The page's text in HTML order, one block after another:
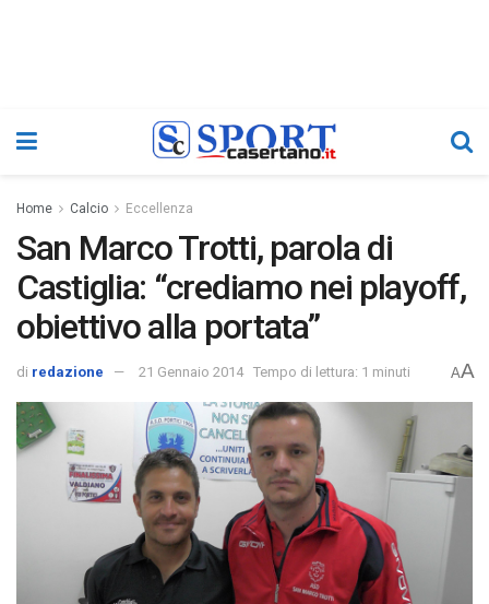
Home Calcio Eccellenza
San Marco Trotti, parola di
Castiglia: “crediamo nei playoff,
obiettivo alla portata”
di redazione 21 Gennaio 2014 Tempo di lettura: 1 minuti AA